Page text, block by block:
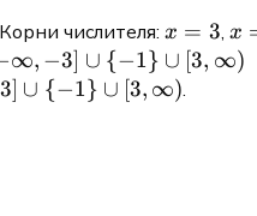
числителя: x
=
3
x = 3, x
=
x
∞, −3] ∪ {−1} ∪ [3, ∞)
3] ∪ {−1} ∪ [3, ∞).